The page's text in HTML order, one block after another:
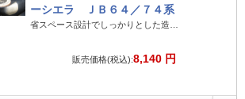
ーシエラ ＪＢ６４／７４系
販売価格(税込):8,140 円